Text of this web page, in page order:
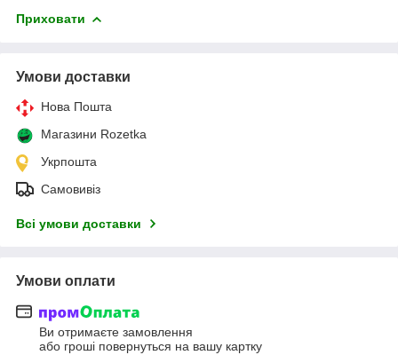
Приховати
Умови доставки
Нова Пошта
Магазини Rozetka
Укрпошта
Самовивіз
Всі умови доставки
Умови оплати
Ви отримаєте замовлення
або гроші повернуться на вашу картку